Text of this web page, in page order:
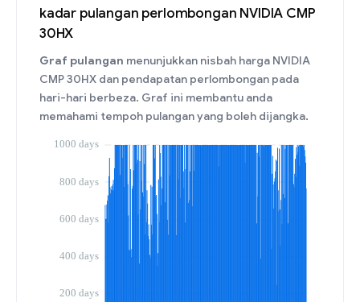
kadar pulangan perlombongan NVIDIA CMP
30HX
Graf pulangan menunjukkan nisbah harga NVIDIA
CMP 30HX dan pendapatan perlombongan pada
hari-hari berbeza. Graf ini membantu anda
memahami tempoh pulangan yang boleh dijangka.